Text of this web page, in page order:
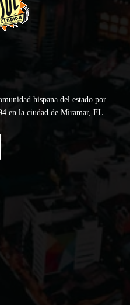
hispana del estado por
en la ciudad de Miramar, FL.